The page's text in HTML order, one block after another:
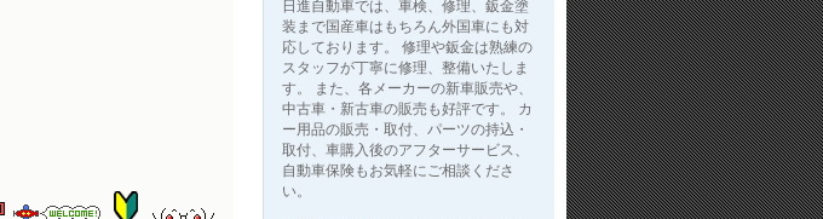
日進自動車では、車検、修理、鈑金塗
装まで国産車はもちろん外国車にも対
応しております。 修理や鈑金は熟練の
スタッフが丁寧に修理、整備いたしま
す。 また、各メーカーの新車販売や、
中古車・新古車の販売も好評です。 カ
ー用品の販売・取付、パーツの持込・
取付、車購入後のアフターサービス、
自動車保険もお気軽にご相談くださ
い。